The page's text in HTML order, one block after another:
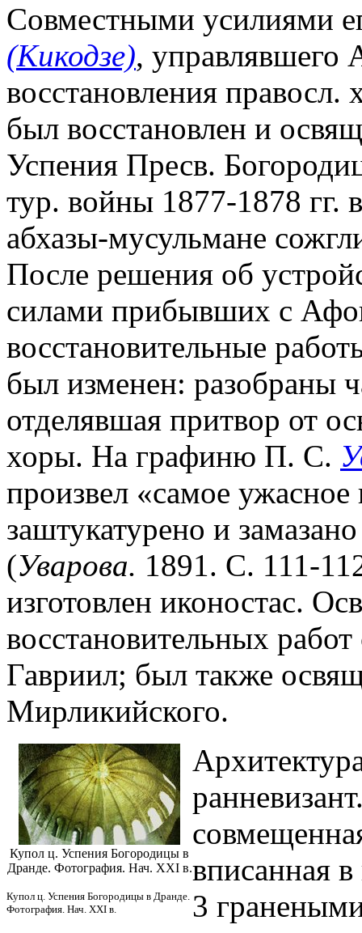
Совместными усилиями
(Кикодзе), управлявшего
восстановления правосл.
был восстановлен и
Успения Пресв.
тур. войны 1877-1878 гг.
абхазы-мусульмане
После решения об
силами прибывших с
восстановительные
был изменен: разобраны
отделявшая притвор от
хоры. На графиню П. С.
произвел «самое
заштукатурено и
(Уварова. 1891. С. 111-
изготовлен иконостас.
восстановительных
Гавриил; был также
Мирликийского.
Купол ц. Успения Богородицы в
Дранде. Фотография. Нач. XXI в.
Купол ц. Успения Богородицы в Дранде.
Фотография. Нач. XXI в.
вписанная
3